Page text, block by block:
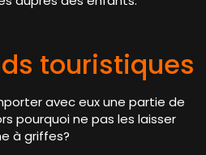
touristiques
avec eux une partie de
pourquoi ne pas les laisser
à griffes?